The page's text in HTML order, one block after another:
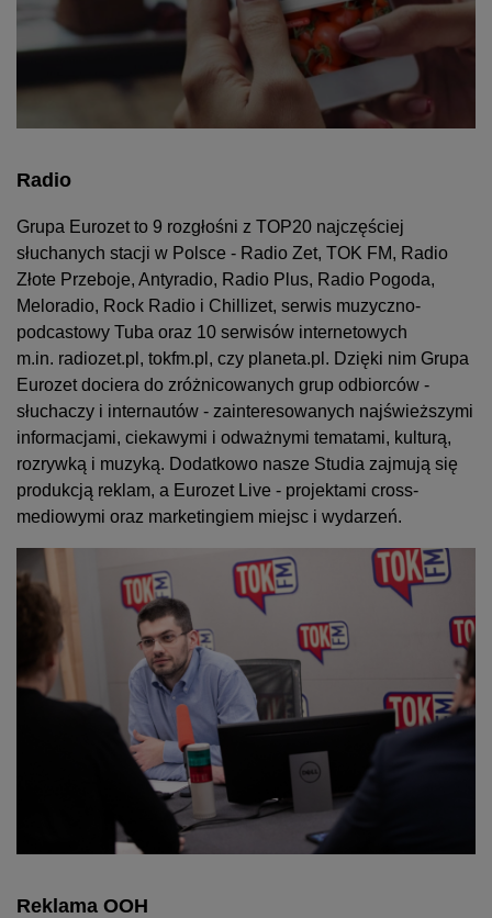
Radio
Grupa Eurozet to 9 rozgłośni z TOP20 najczęściej
słuchanych stacji w Polsce - Radio Zet, TOK FM, Radio
Złote Przeboje, Antyradio, Radio Plus, Radio Pogoda,
Meloradio, Rock Radio i Chillizet, serwis muzyczno-
podcastowy Tuba oraz 10 serwisów internetowych
m.in. radiozet.pl, tokfm.pl, czy planeta.pl. Dzięki nim Grupa
Eurozet dociera do zróżnicowanych grup odbiorców -
słuchaczy i internautów - zainteresowanych najświeższymi
informacjami, ciekawymi i odważnymi tematami, kulturą,
rozrywką i muzyką. Dodatkowo nasze Studia zajmują się
produkcją reklam, a Eurozet Live - projektami cross-
mediowymi oraz marketingiem miejsc i wydarzeń.
Reklama OOH